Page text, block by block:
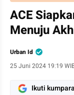
ACE
Menuju
Urban Id
25 Juni 2024 19:19
Ikuti